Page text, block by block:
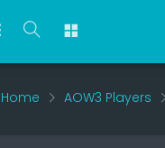
Home AOW3 Players